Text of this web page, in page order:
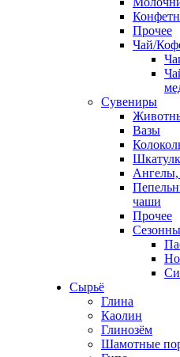
Прочее
Чай/
Сувениры
Вазы
чаши
Прочее
Сырьё
Глина
Каолин
Глинозём
Шамотные